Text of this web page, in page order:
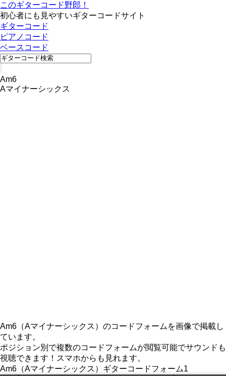
このギターコード野郎！
初心者にも見やすいギターコードサイト
ギターコード
ピアノコード
ベースコード
Am6
Aマイナーシックス
Am6（Aマイナーシックス）のコードフォームを画像で掲載し
ています。
ポジション別で複数のコードフォームが閲覧可能でサウンドも
視聴できます！スマホからも見れます。
Am6（Aマイナーシックス）ギターコードフォーム1